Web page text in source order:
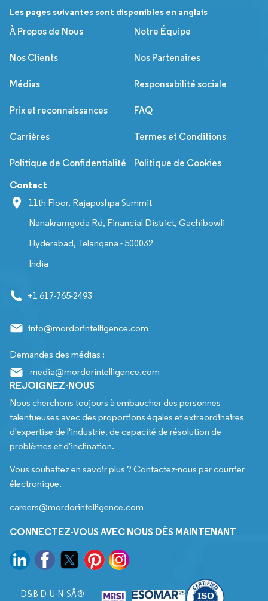
Les pages suivantes sont disponibles en anglais
À Propos de Nous
Notre Équipe
Nos Clients Nos Partenaires
Médias Responsabilité sociale
Prix et reconnaissances FAQ
Carrières Termes et Conditions
Politique de Confidentialité Politique de Cookies
Contact
11th Floor, Rajapushpa Summit
Nanakramguda Rd, Financial District, Gachibowli
Hyderabad, Telangana - 500032
India
+1 617-765-2493
info@mordorintelligence.com
Demandes des médias :
media@mordorintelligence.com
REJOIGNEZ-NOUS
Nous cherchons toujours à embaucher des personnes
talentueuses avec des proportions égales et extraordinaires
d'expertise de l'industrie, de capacité de résolution de
problèmes et d'inclination.
Vous souhaitez en savoir plus ? Contactez-nous par courrier
électronique.
careers@mordorintelligence.com
CONNECTEZ-VOUS AVEC NOUS DÈS MAINTENANT
D&B D-U-N-SÂ®